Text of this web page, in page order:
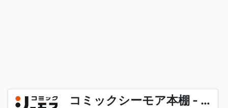
コミックシーモア本棚 - 無料で楽しめる漫画アプリ（電子書籍/マンガ/小説）